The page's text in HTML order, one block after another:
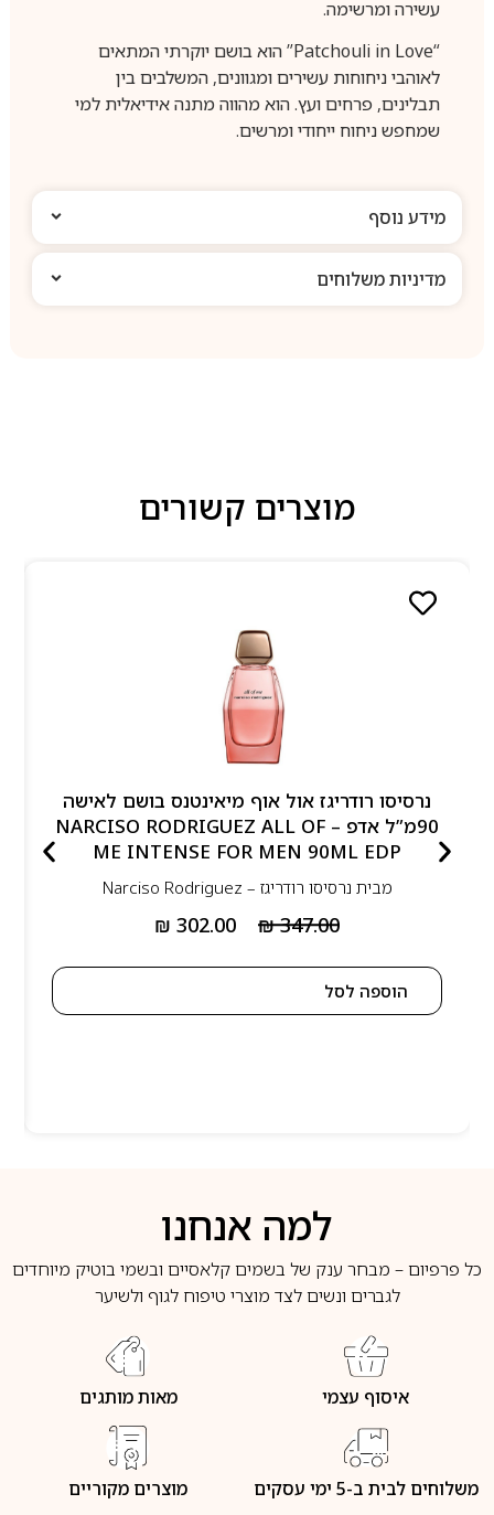
עשירה ומרשימה.
“Patchouli in Love” הוא בושם יוקרתי המתאים
לאוהבי ניחוחות עשירים ומגוונים, המשלבים בין
תבלינים, פרחים ועץ. הוא מהווה מתנה אידיאלית למי
שמחפש ניחוח ייחודי ומרשים.
מידע נוסף
מדיניות משלוחים
מוצרים קשורים
נרסיסו רודריגז אול אוף מיאינטנס בושם לאישה
90מ”ל אדפ – NARCISO RODRIGUEZ ALL OF
ME INTENSE FOR MEN 90ML EDP
מבית נרסיסו רודריגז – Narciso Rodriguez
₪347.00
₪ 302.00
הוספה לסל
למה אנחנו
כל פרפיום – מבחר ענק של בשמים קלאסיים ובשמי בוטיק מיוחדים
לגברים ונשים לצד מוצרי טיפוח לגוף ולשיער
איסוף עצמי מאות מותגים
משלוחים לבית ב-5 ימי עסקים מוצרים מקוריים